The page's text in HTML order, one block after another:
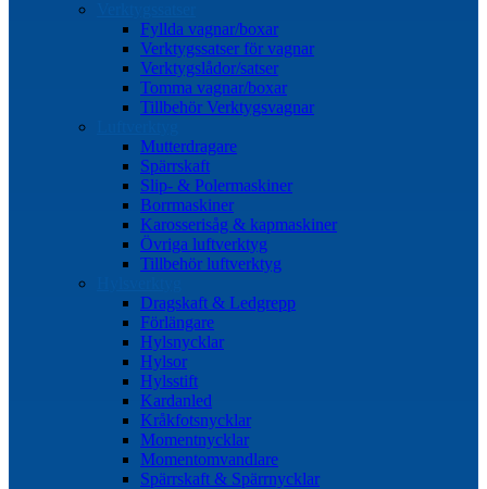
Fyllda vagnar/boxar
Verktygssatser för vagnar
Verktygslådor/satser
Tomma vagnar/boxar
Tillbehör Verktygsvagnar
Mutterdragare
Spärrskaft
Slip- & Polermaskiner
Borrmaskiner
Karosserisåg & kapmaskiner
Övriga luftverktyg
Tillbehör luftverktyg
Dragskaft & Ledgrepp
Förlängare
Hylsnycklar
Hylsor
Hylsstift
Kardanled
Kråkfotsnycklar
Momentnycklar
Momentomvandlare
Spärrskaft & Spärrnycklar